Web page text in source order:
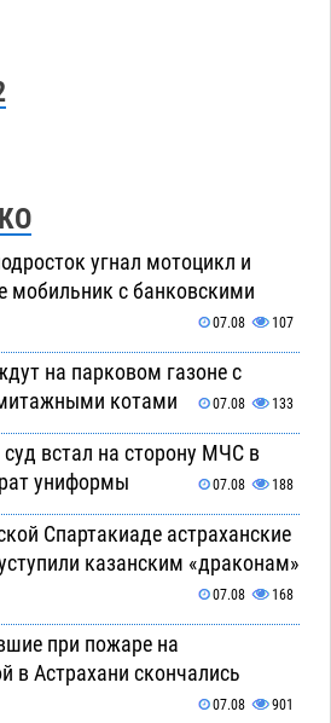
угнал мотоцикл и
мобильник с банковскими
07.08 107
на парковом газоне с
котами
07.08 133
встал на сторону МЧС в
униформы
07.08 188
Спартакиаде астраханские
казанским «драконам»
07.08 168
при пожаре на
в Астрахани скончались
07.08 901